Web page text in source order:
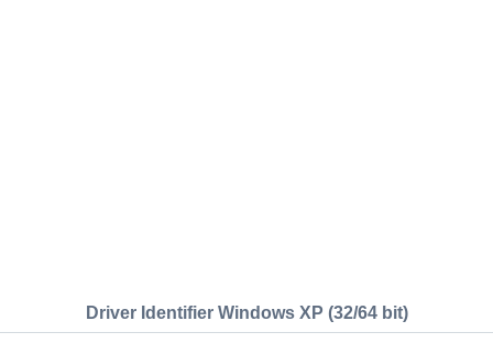
Driver Identifier Windows XP (32/64 bit)